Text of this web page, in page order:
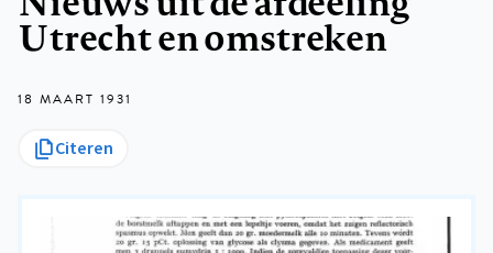
Utrecht en omstreken
18 MAART 1931
Citeren